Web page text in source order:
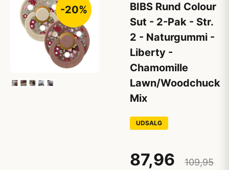
-20%
BIBS Rund Colour
Sut - 2-Pak - Str.
2 - Naturgummi -
Liberty -
Chamomille
Lawn/Woodchuck
Mix
UDSALG
87,96
109,95